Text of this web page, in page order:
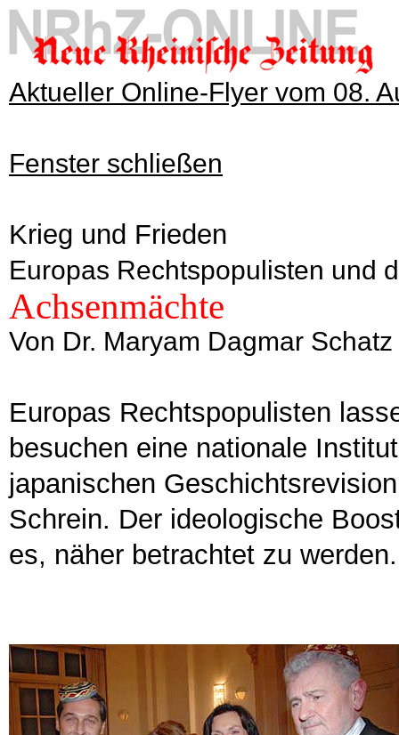
Aktueller Online-Flyer vom 08.
Fenster schließen
Krieg und Frieden
Europas Rechtspopulisten und
Achsenmächte
Von Dr. Maryam Dagmar Schatz
Europas Rechtspopulisten
besuchen eine nationale
japanischen
Schrein. Der ideologische
es, näher betrachtet zu werden.